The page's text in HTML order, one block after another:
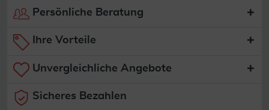
Persönliche Beratung
Ihre Vorteile
Unvergleichliche Angebote
Sicheres Bezahlen